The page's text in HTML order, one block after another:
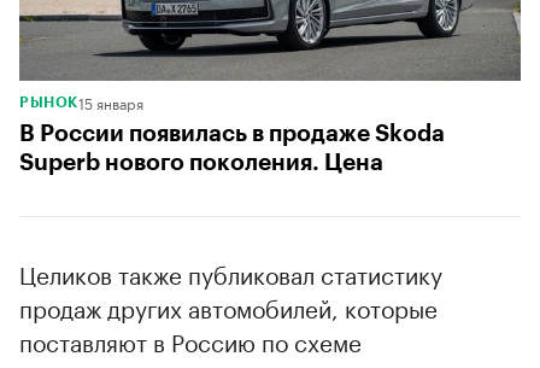
РЫНОК15 января
В России появилась в продаже Skoda
Superb нового поколения. Цена
Целиков также публиковал статистику
продаж других автомобилей, которые
поставляют в Россию по схеме